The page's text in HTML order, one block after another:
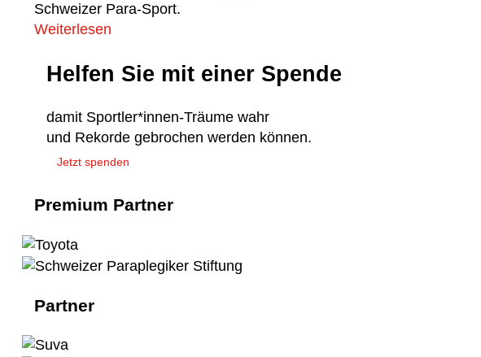
Schweizer Para-Sport.
Weiterlesen
Helfen Sie mit einer Spende
damit Sportler*innen-Träume wahr
und Rekorde gebrochen werden können.
Jetzt spenden
Premium Partner
Partner